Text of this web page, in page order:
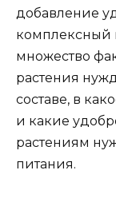
добавление
комплексный
множество
растения
составе, в
и какие
растениям
питания.